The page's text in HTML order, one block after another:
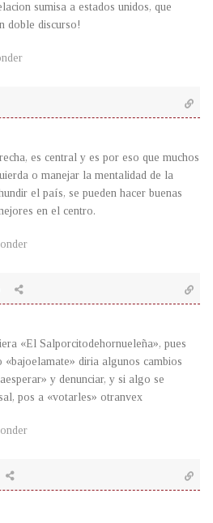
sumisa a estados unidos, que
doble discurso!
es central y es por eso que muchos
o manejar la mentalidad de la
el país, se pueden hacer buenas
en el centro.
«El Salporcitodehornueleña», pues
diria algunos cambios
y denunciar, y si algo se
pos a «votarles» otranvex